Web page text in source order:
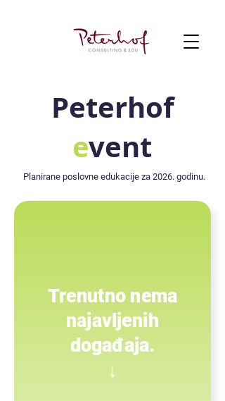
Peterhof
event
Planirane poslovne edukacije za 2026. godinu.
Trenutno nema
najavljenih
događaja.
↓